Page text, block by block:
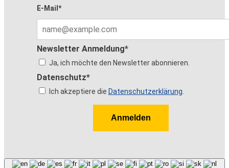
E-Mail*
Newsletter Anmeldung*
Ja, ich möchte den Newsletter abonnieren.
Datenschutz*
Ich akzeptiere die Datenschutzerklärung
Anmelden